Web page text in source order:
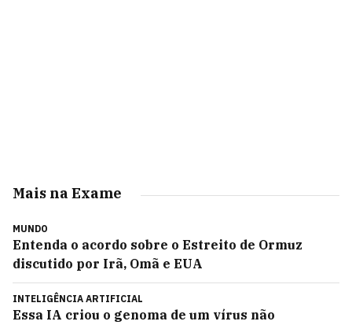
Mais na Exame
MUNDO
Entenda o acordo sobre o Estreito de Ormuz
discutido por Irã, Omã e EUA
INTELIGÊNCIA ARTIFICIAL
Essa IA criou o genoma de um vírus não